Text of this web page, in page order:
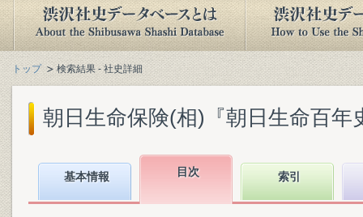
トップ 検索結果 - 社史詳細
朝日生命保険(相)『朝日生命百年
基本情報 目次 索引